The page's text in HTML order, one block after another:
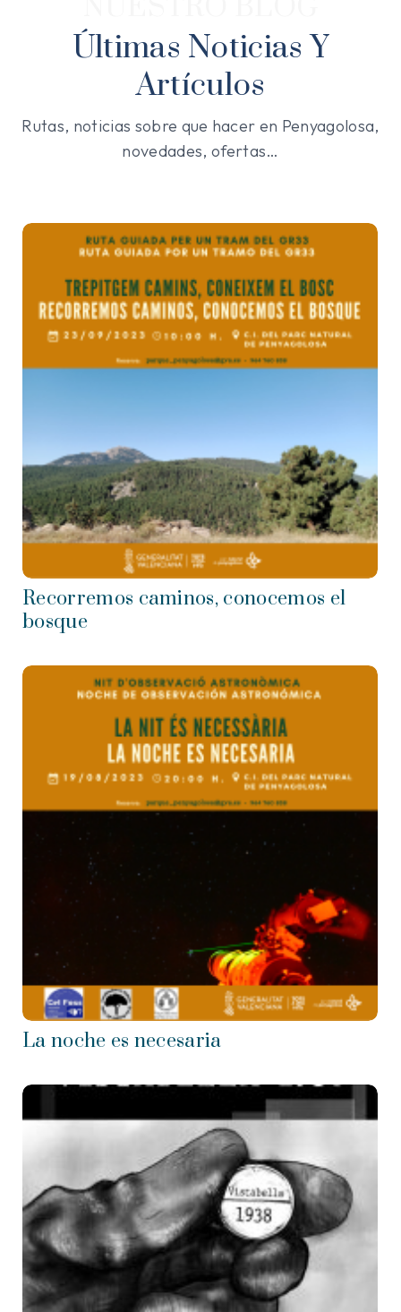
Últimas Noticias Y
Artículos
Rutas, noticias sobre que hacer en Penyagolosa,
novedades, ofertas…
Recorremos caminos, conocemos el
bosque
La noche es necesaria